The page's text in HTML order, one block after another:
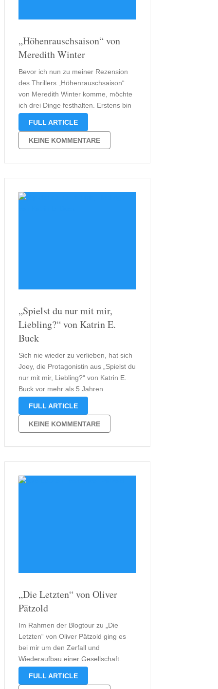
„Höhenrauschsaison“ von
Meredith Winter
Bevor ich nun zu meiner Rezension
des Thrillers „Höhenrauschsaison“
von Meredith Winter komme, möchte
ich drei Dinge festhalten. Erstens bin
ich kein Bergmensch. Berge sind für
einem speziellen Lebensgefühl
verbunden sind. Zweitens: Ich mag
spannende Bücher, aber vor allem
FULL ARTICLE
KEINE KOMMENTARE
„Spielst du nur mit mir,
Liebling?“ von Katrin E.
Buck
Sich nie wieder zu verlieben, hat sich
Joey, die Protagonistin aus „Spielst du
nur mit mir, Liebling?“ von Katrin E.
Buck vor mehr als 5 Jahren
geschworen, nachdem sie verlassen
immer gut gefahren. Bis sie Jeremy
trifft, nicht einmal, sondern …
FULL ARTICLE
KEINE KOMMENTARE
„Die Letzten“ von Oliver
Pätzold
Im Rahmen der Blogtour zu „Die
Letzten“ von Oliver Pätzold ging es
bei mir um den Zerfall und
Wiederaufbau einer Gesellschaft.
Heute stelle ich euch das Ebook-Duo
FULL ARTICLE